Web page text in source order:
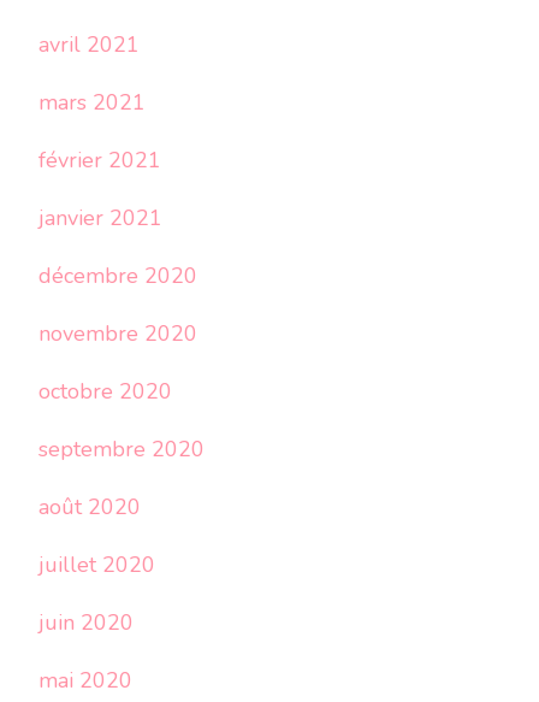
avril 2021
mars 2021
février 2021
janvier 2021
décembre 2020
novembre 2020
octobre 2020
septembre 2020
août 2020
juillet 2020
juin 2020
mai 2020